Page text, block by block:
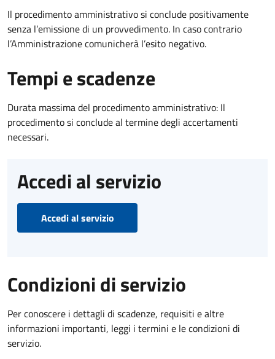
Il procedimento amministrativo si conclude positivamente
senza l’emissione di un provvedimento. In caso contrario
l’Amministrazione comunicherà l’esito negativo.
Tempi e scadenze
Durata massima del procedimento amministrativo: Il
procedimento si conclude al termine degli accertamenti
necessari.
Accedi al servizio
Accedi al servizio
Condizioni di servizio
Per conoscere i dettagli di scadenze, requisiti e altre
informazioni importanti, leggi i termini e le condizioni di
servizio.